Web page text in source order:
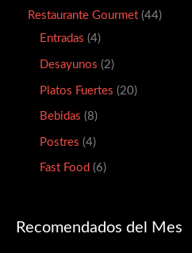
Restaurante Gourmet 44
Entradas 4
Desayunos 2
Platos Fuertes 20
Bebidas 8
Postres 4
Fast Food 6
Recomendados del Mes